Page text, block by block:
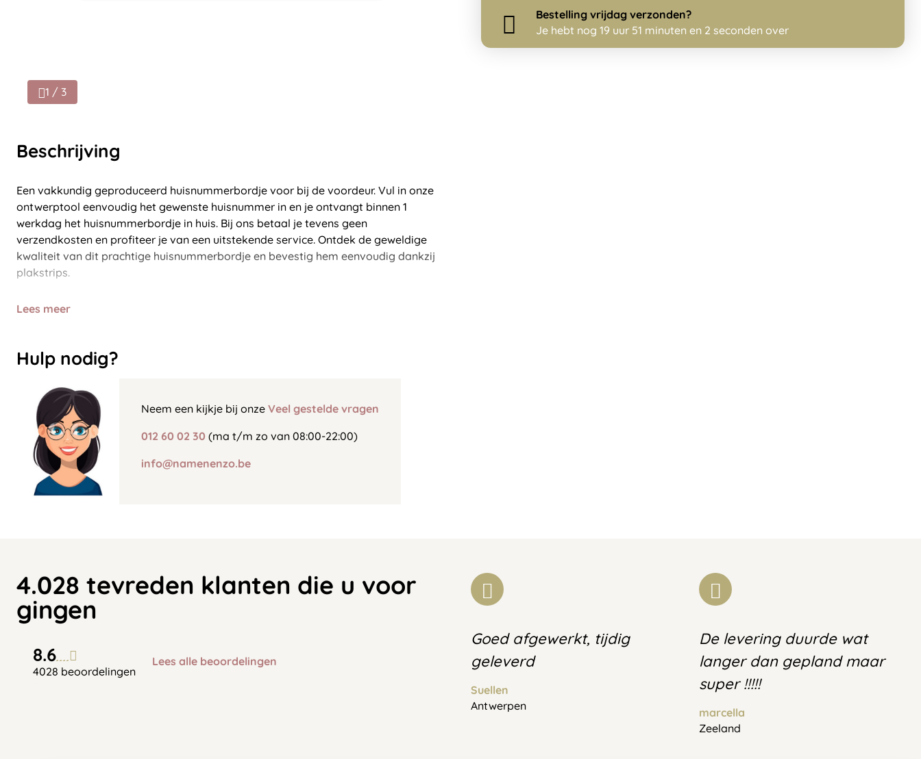
1 / 3
Beschrijving
Een vakkundig geproduceerd huisnummerbordje voor bij de voordeur. Vul in onze
ontwerptool eenvoudig het gewenste huisnummer in en je ontvangt binnen 1
werkdag het huisnummerbordje in huis. Bij ons betaal je tevens geen
verzendkosten en profiteer je van een uitstekende service. Ontdek de geweldige
kwaliteit van dit prachtige huisnummerbordje en bevestig hem eenvoudig dankzij
plakstrips.
Lees meer
Hulp nodig?
Neem een kijkje bij onze Veel gestelde vragen
012 60 02 30 (ma t/m zo van 08:00-22:00)
info@namenenzo.be
Bestelling vrijdag verzonden?
Je hebt nog 19 uur 51 minuten en 2 seconden over
4.028 tevreden klanten die u voor
gingen
8.6
4028 beoordelingen
Lees alle beoordelingen
Goed afgewerkt, tijdig
geleverd
Suellen
Antwerpen
De levering duurde wat
langer dan gepland maar
super !!!!!
marcella
Zeeland